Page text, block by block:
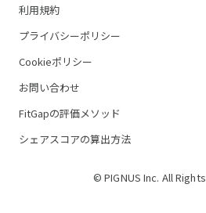
利用規約
プライバシーポリシー
Cookieポリシー
お問い合わせ
FitGapの評価メソッド
シェアスコアの算出方法
© PIGNUS Inc. All